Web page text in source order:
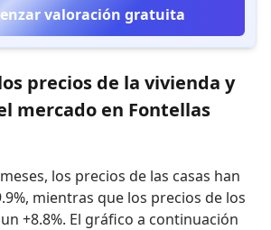
valoración gratuita
precios de la vivienda y
mercado en Fontellas
los precios de las casas han
, mientras que los precios de los
+8.8%. El gráfico a continuación